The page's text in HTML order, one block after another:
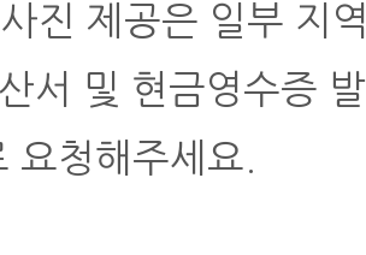
진 제공은 일부 지
서 및 현금영수증
요청해주세요.